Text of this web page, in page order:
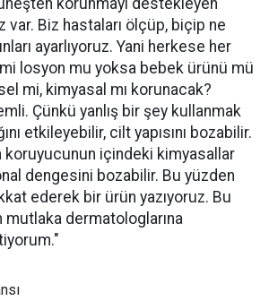
korunmayı destekleyen
var. Biz hastaları ölçüp, biçip ne
ayarlıyoruz. Yani herkese her
losyon mu yoksa bebek ürünü mü
mi, kimyasal mı korunacak?
Çünkü yanlış bir şey kullanmak
etkileyebilir, cilt yapısını bozabilir.
koruyucunun içindeki kimyasallar
dengesini bozabilir. Bu yüzden
ederek bir ürün yazıyoruz. Bu
mutlaka dermatologlarına